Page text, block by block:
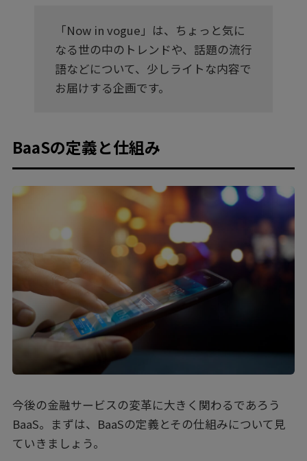
「Now in vogue」は、ちょっと気に
なる世の中のトレンドや、話題の流行
語などについて、少しライトな内容で
お届けする企画です。
BaaSの定義と仕組み
今後の金融サービスの変革に大きく関わるであろう
BaaS。まずは、BaaSの定義とその仕組みについて見
ていきましょう。